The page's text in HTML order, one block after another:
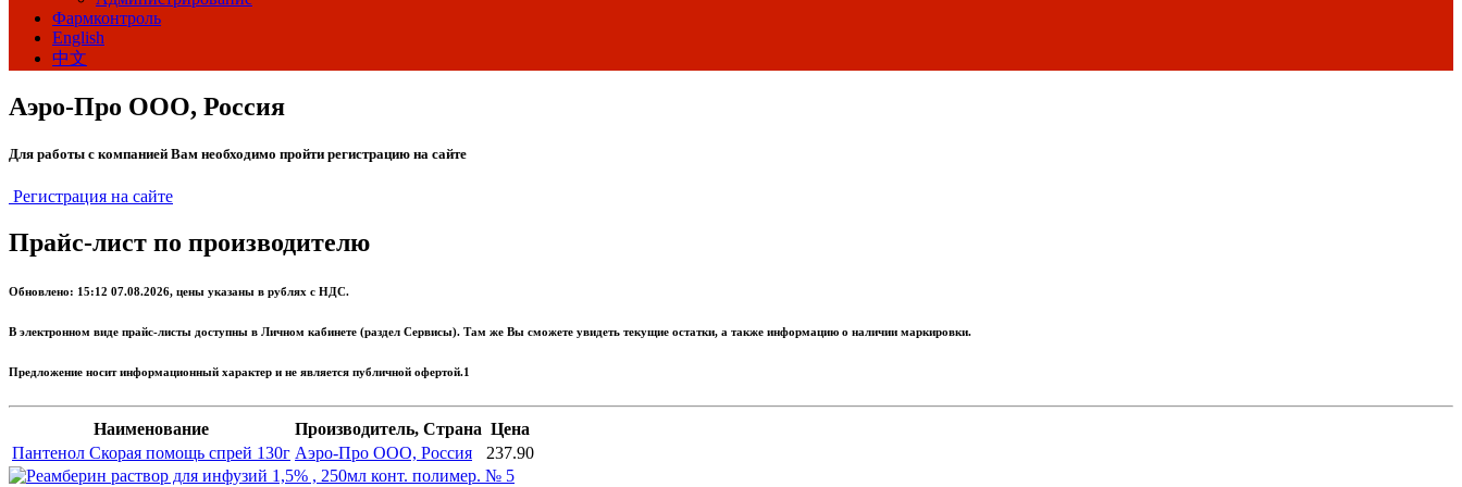
Фармконтроль
English
中文
Аэро-Про ООО, Россия
Для работы с компанией Вам необходимо пройти регистрацию на сайте
Регистрация на сайте
Прайс-лист по производителю
Обновлено: 15:12 07.08.2026, цены указаны в рублях с НДС.
В электронном виде прайс-листы доступны в Личном кабинете (раздел Сервисы). Там же Вы сможете увидеть текущие остатки, а также информацию о наличии маркировки.
Предложение носит информационный характер и не является публичной офертой.1
Наименование Производитель, Страна Цена
Пантенол Скорая помощь спрей 130г Аэро-Про ООО, Россия 237.90